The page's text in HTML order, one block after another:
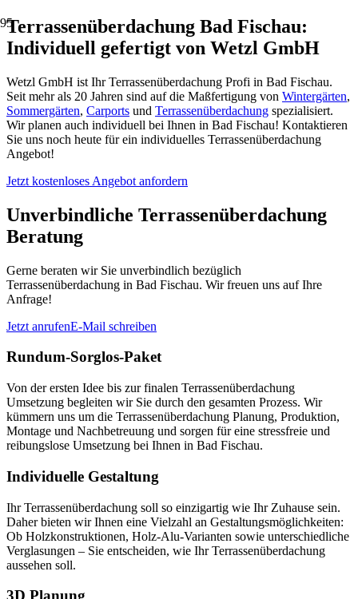
Terrassenüberdachung Bad Fischau:
Individuell gefertigt von Wetzl GmbH
Wetzl GmbH ist Ihr Terrassenüberdachung Profi in Bad Fischau.
Seit mehr als 20 Jahren sind auf die Maßfertigung von Wintergärten,
Sommergärten, Carports und Terrassenüberdachung spezialisiert.
Wir planen auch individuell bei Ihnen in Bad Fischau! Kontaktieren
Sie uns noch heute für ein individuelles Terrassenüberdachung
Angebot!
Jetzt kostenloses Angebot anfordern
Unverbindliche Terrassenüberdachung
Beratung
Gerne beraten wir Sie unverbindlich bezüglich
Terrassenüberdachung in Bad Fischau. Wir freuen uns auf Ihre
Anfrage!
Jetzt anrufenE-Mail schreiben
Rundum-Sorglos-Paket
Von der ersten Idee bis zur finalen Terrassenüberdachung
Umsetzung begleiten wir Sie durch den gesamten Prozess. Wir
kümmern uns um die Terrassenüberdachung Planung, Produktion,
Montage und Nachbetreuung und sorgen für eine stressfreie und
reibungslose Umsetzung bei Ihnen in Bad Fischau.
Individuelle Gestaltung
Ihr Terrassenüberdachung soll so einzigartig wie Ihr Zuhause sein.
Daher bieten wir Ihnen eine Vielzahl an Gestaltungsmöglichkeiten:
Ob Holzkonstruktionen, Holz-Alu-Varianten sowie unterschiedliche
Verglasungen – Sie entscheiden, wie Ihr Terrassenüberdachung
aussehen soll.
3D Planung